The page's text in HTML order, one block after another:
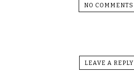
NO COMMENTS
LEAVE A REPLY